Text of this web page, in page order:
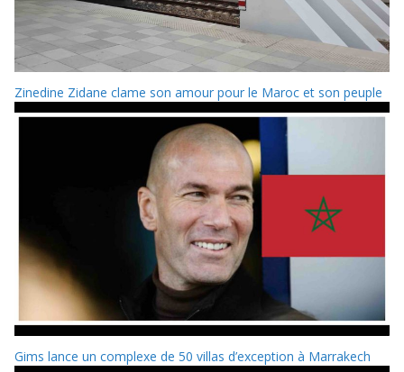
Zinedine Zidane clame son amour pour le Maroc et son peuple
Gims lance un complexe de 50 villas d’exception à Marrakech